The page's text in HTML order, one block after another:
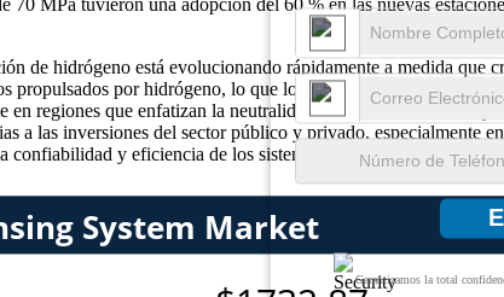
Garantizamos la total
de hidrógeno está evolucionando rápidamente a medida
propulsados ​​por hidrógeno, lo que los convierte en un
regiones que enfatizan la neutralidad de carbono, está
a las inversiones del sector público y privado, especialmente
confiabilidad y eficiencia de los sistemas de dispensación de